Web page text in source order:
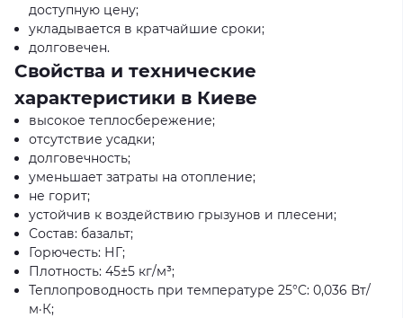
доступную цену;
укладывается в кратчайшие сроки;
долговечен.
Свойства и технические
характеристики в Киеве
высокое теплосбережение;
отсутствие усадки;
долговечность;
уменьшает затраты на отопление;
не горит;
устойчив к воздействию грызунов и плесени;
Состав: базальт;
Горючесть: НГ;
Плотность: 45±5 кг/м³;
Теплопроводность при температуре 25°C: 0,036 Вт/
м·К;